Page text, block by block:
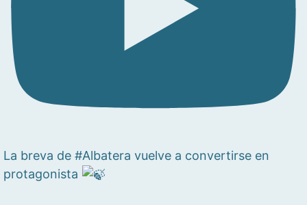
La breva de #Albatera vuelve a convertirse en
protagonista